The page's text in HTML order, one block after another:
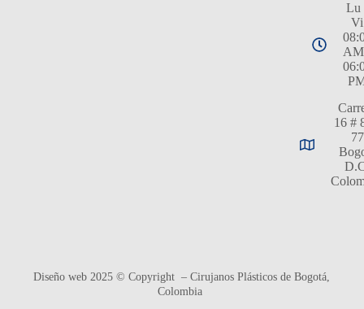
Lu
Vi
16 #
77
Diseño web 2025 © Copyright – Cirujanos Plásticos de Bogotá,
Colombia